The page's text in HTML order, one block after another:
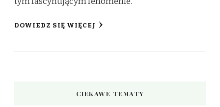
DOWIEDZ SIĘ WIĘCEJ
CIEKAWE TEMATY